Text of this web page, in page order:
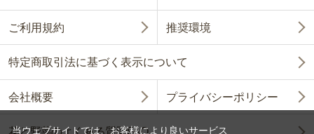
ご利用規約 推奨環境
特定商取引法に基づく表示について
会社概要 プライバシーポリシー
花と野菜のよくある質問FAQ
当ウェブサイトでは、お客様により良いサービス